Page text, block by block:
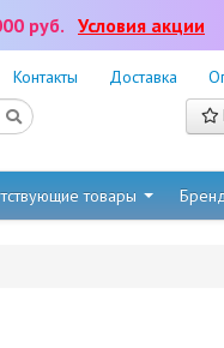
руб. Условия акции
Контакты Доставка
товары